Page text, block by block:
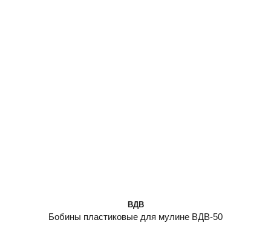
ВДВ
Бобины пластиковые для мулине ВДВ-50